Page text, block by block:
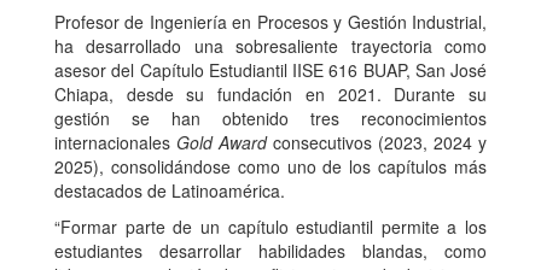
Profesor de Ingeniería en Procesos y Gestión Industrial,
ha desarrollado una sobresaliente trayectoria como
asesor del Capítulo Estudiantil IISE 616 BUAP, San José
Chiapa, desde su fundación en 2021. Durante su
gestión se han obtenido tres reconocimientos
internacionales Gold Awardconsecutivos (2023, 2024 y
2025), consolidándose como uno de los capítulos más
destacados de Latinoamérica.
“Formar parte de un capítulo estudiantil permite a los
estudiantes desarrollar habilidades blandas, como